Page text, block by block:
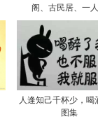
阁、古民居、一
人逢知己千杯少，喝
图集